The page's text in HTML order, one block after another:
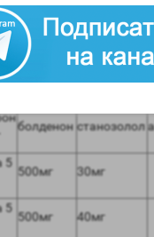
можно
спортсменам с
возникнут вопросы
консультантом
болденон станозолол
5
500мг 30мг
5
500мг 40мг